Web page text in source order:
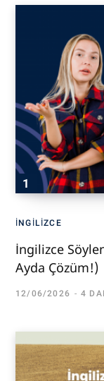
İNGILIZCE
İngilizce
Ayda Çözüm!)
12/06/2026 4